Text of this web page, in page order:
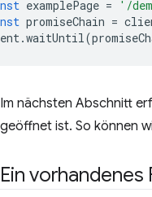
examplePage = '/
promiseChain =
.waitUntil(
Im nächsten Abschnitt
geöffnet ist. So können
Ein